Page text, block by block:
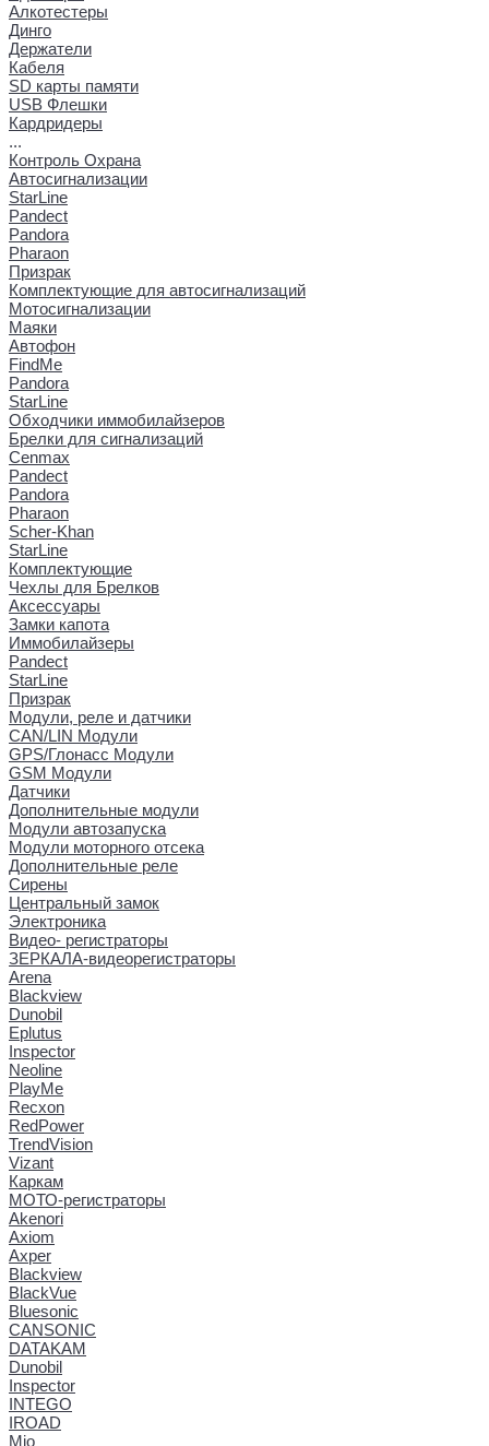
Алкотестеры
Динго
Держатели
Кабеля
SD карты памяти
USB Флешки
Кардридеры
...
Контроль Охрана
Автосигнализации
StarLine
Pandect
Pandora
Pharaon
Призрак
Комплектующие для автосигнализаций
Мотосигнализации
Маяки
Автофон
FindMe
Pandora
StarLine
Обходчики иммобилайзеров
Брелки для сигнализаций
Cenmax
Pandect
Pandora
Pharaon
Scher-Khan
StarLine
Комплектующие
Чехлы для Брелков
Аксессуары
Замки капота
Иммобилайзеры
Pandect
StarLine
Призрак
Модули, реле и датчики
CAN/LIN Модули
GPS/Глонасс Модули
GSM Модули
Датчики
Дополнительные модули
Модули автозапуска
Модули моторного отсека
Дополнительные реле
Сирены
Центральный замок
Электроника
Видео- регистраторы
ЗЕРКАЛА-видеорегистраторы
Arena
Blackview
Dunobil
Eplutus
Inspector
Neoline
PlayMe
Recxon
RedPower
TrendVision
Vizant
Каркам
МОТО-регистраторы
Akenori
Axiom
Axper
Blackview
BlackVue
Bluesonic
CANSONIC
DATAKAM
Dunobil
Inspector
INTEGO
IROAD
Mio